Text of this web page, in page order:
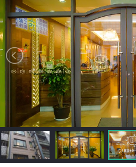
台
灣
訂
房
接
跟
飯
店